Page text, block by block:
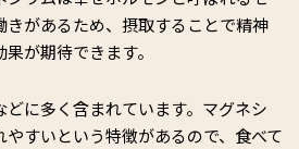
きがあるため、摂取することで精神
が期待できます。
どに多く含まれています。マグネシ
すいという特徴があるので、食べて